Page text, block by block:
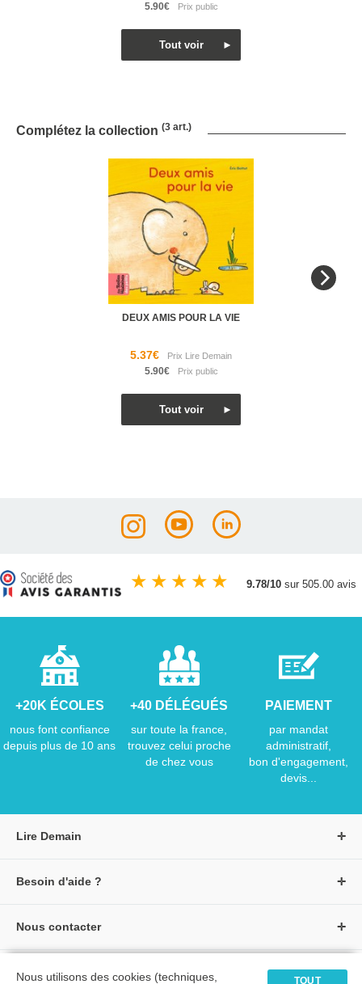
5.90€
Complétez la collection (3 art.)
DEUX AMIS POUR LA VIE
5.37€
5.90€
★ ★ ★ ★ ★ 9.78/10 sur 505.00 avis
+20K ÉCOLES
nous font confiance
depuis plus de 10 ans
+40 DÉLÉGUÉS
sur toute la france,
trouvez celui proche
de chez vous
PAIEMENT
par mandat
administratif,
bon d'engagement,
devis...
Lire Demain
Créer un compte
★ Avis clients vérifiés
Besoin d'aide ?
Nous contacter
Formulaire de contact
Siège social
Tous nos livres
Nous utilisons des cookies (techniques, TOUT